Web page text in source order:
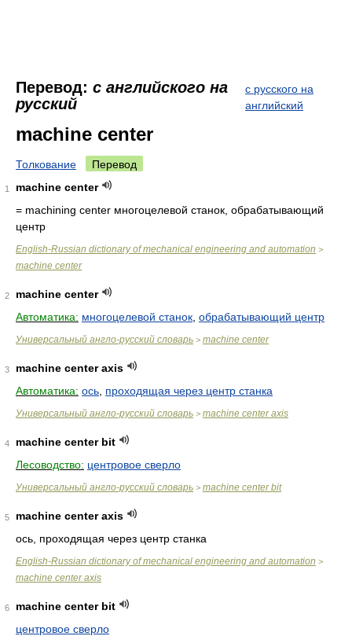
Перевод: с английского на
русский
с русского на
английский
machine center
Толкование Перевод
1
machine center
= machining center многоцелевой станок, обрабатывающий
центр
English-Russian dictionary of mechanical engineering and automation >
machine center
2
machine center
Автоматика: многоцелевой станок обрабатывающий центр
Универсальный англо-русский словарь > machine center
3
machine center axis
Автоматика: ось проходящая через центр станка
Универсальный англо-русский словарь > machine center axis
4
machine center bit
Лесоводство: центровое сверло
Универсальный англо-русский словарь > machine center bit
5
machine center axis
ось, проходящая через центр станка
English-Russian dictionary of mechanical engineering and automation >
machine center axis
6
machine center bit
центровое сверло